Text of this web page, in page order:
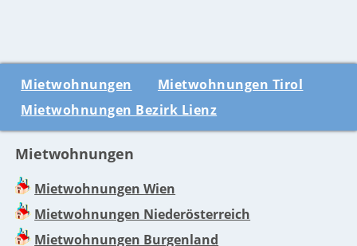
Mietwohnungen
Mietwohnungen Tirol
Mietwohnungen Bezirk Lienz
Mietwohnungen
Mietwohnungen Wien
Mietwohnungen Niederösterreich
Mietwohnungen Burgenland